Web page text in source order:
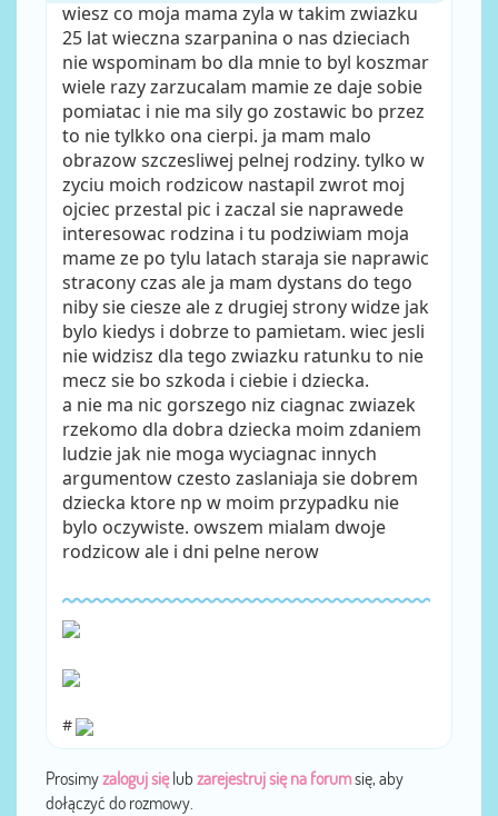
wiesz co moja mama zyla w takim zwiazku
25 lat wieczna szarpanina o nas dzieciach
nie wspominam bo dla mnie to byl koszmar
wiele razy zarzucalam mamie ze daje sobie
pomiatac i nie ma sily go zostawic bo przez
to nie tylkko ona cierpi. ja mam malo
obrazow szczesliwej pelnej rodziny. tylko w
zyciu moich rodzicow nastapil zwrot moj
ojciec przestal pic i zaczal sie naprawede
interesowac rodzina i tu podziwiam moja
mame ze po tylu latach staraja sie naprawic
stracony czas ale ja mam dystans do tego
niby sie ciesze ale z drugiej strony widze jak
bylo kiedys i dobrze to pamietam. wiec jesli
nie widzisz dla tego zwiazku ratunku to nie
mecz sie bo szkoda i ciebie i dziecka.
a nie ma nic gorszego niz ciagnac zwiazek
rzekomo dla dobra dziecka moim zdaniem
ludzie jak nie moga wyciagnac innych
argumentow czesto zaslaniaja sie dobrem
dziecka ktore np w moim przypadku nie
bylo oczywiste. owszem mialam dwoje
rodzicow ale i dni pelne nerow
#
Prosimyzaloguj sięlub zarejestruj się na forumsię, aby
dołączyć do rozmowy.